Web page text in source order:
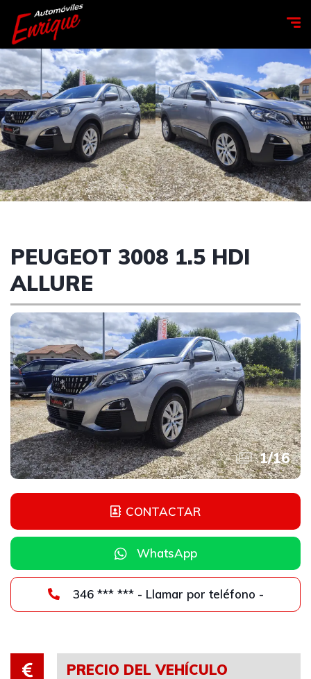
PEUGEOT 3008 1.5 HDI
ALLURE
1/16
CONTACTAR
WhatsApp
346 *** *** - Llamar por teléfono -
PRECIO DEL VEHÍCULO